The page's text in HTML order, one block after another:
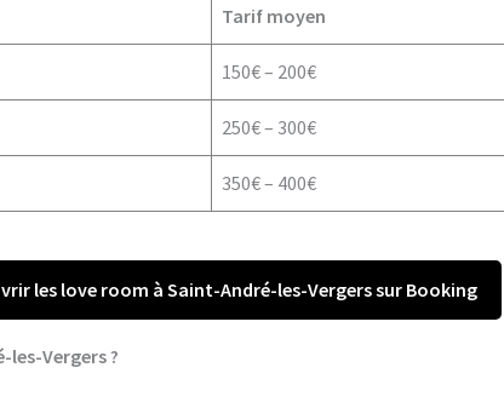
Tarif moyen
150€ – 200€
250€ – 300€
350€ – 400€
les love room à Saint-André-les-Vergers sur Booking
Vergers ?